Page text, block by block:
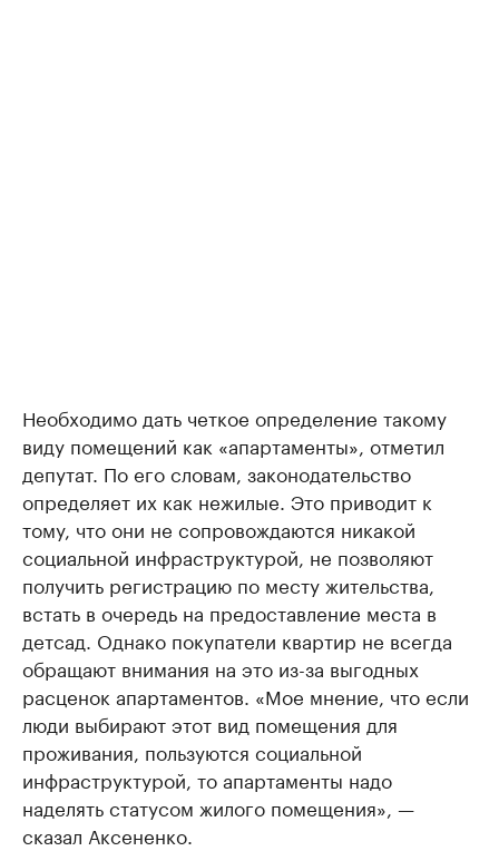
Необходимо дать четкое определение такому
виду помещений как «апартаменты», отметил
депутат. По его словам, законодательство
определяет их как нежилые. Это приводит к
тому, что они не сопровождаются никакой
социальной инфраструктурой, не позволяют
получить регистрацию по месту жительства,
встать в очередь на предоставление места в
детсад. Однако покупатели квартир не всегда
обращают внимания на это из-за выгодных
расценок апартаментов. «Мое мнение, что если
люди выбирают этот вид помещения для
проживания, пользуются социальной
инфраструктурой, то апартаменты надо
наделять статусом жилого помещения», —
сказал Аксененко.